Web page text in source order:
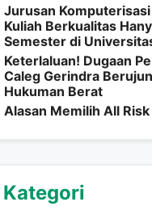
Jurusan
Kuliah Berkualitas
Semester di
Keterlaluan! Dugaan
Caleg Gerindra
Hukuman Berat
Alasan Memilih All
Kategori